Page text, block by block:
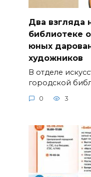
Два взгляда
библиотеке
юных
художников
В отделе
городской
0 3